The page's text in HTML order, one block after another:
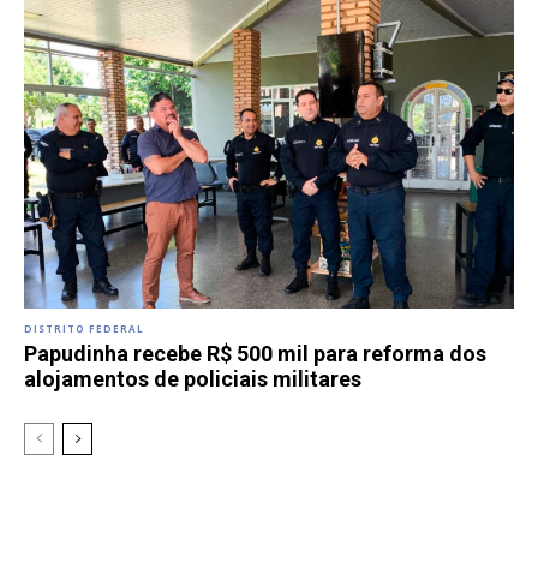
DISTRITO FEDERAL
Papudinha recebe R$ 500 mil para reforma dos
alojamentos de policiais militares